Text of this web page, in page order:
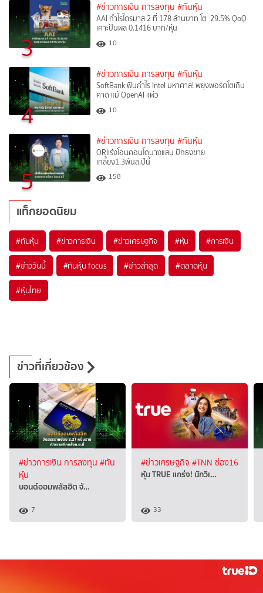
3
#ข่าวการเงิน การลงทุน #ทันหุ้น
AAI กำไรไตรมาส 2 ที่ 178 ล้านบาท โต 29.5% QoQ
เคาะปันผล 0.1416 บาท/หุ้น
10
4
#ข่าวการเงิน การลงทุน #ทันหุ้น
SoftBank ฟันกำไร Intel มหาศาล! พยุงพอร์ตโตเกิน
คาด แม้ OpenAI แผ่ว
10
5
#ข่าวการเงิน การลงทุน #ทันหุ้น
ORIเร่งโอนคอนโดบางแสน ปักธงขาย
เกลี้ยง1.3พันล.ปีนี้
158
แท็กยอดนิยม
#ทันหุ้น #ข่าวการเงิน #ข่าวเศรษฐกิจ #หุ้น #การเงิน
#ข่าววันนี้ #ทันหุ้น focus #ข่าวล่าสุด #ตลาดหุ้น
#หุ้นไทย
ข่าวที่เกี่ยวข้อง
#ข่าวการเงิน การลงทุน #ทัน
หุ้น
บอนด์ออมพลัสฮิต จั…
7
#ข่าวเศรษฐกิจ #TNN ช่อง16
หุ้น TRUE แกร่ง! นักวิเ…
33